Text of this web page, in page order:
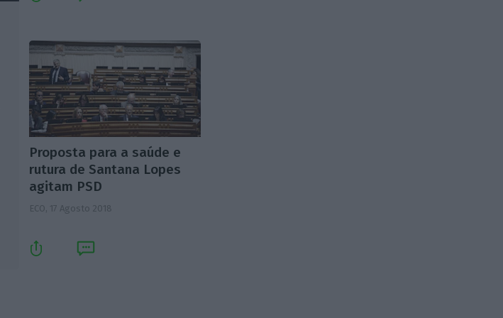
Proposta para a saúde e
rutura de Santana Lopes
agitam PSD
ECO, 17 Agosto 2018